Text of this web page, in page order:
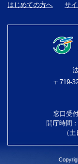
はじめての方へ
サ
〒719-
窓口受
開庁時間
（